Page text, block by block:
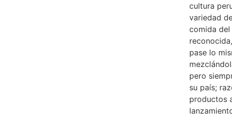
cultura
variedad
comida del
pase lo
pero
su país;
productos